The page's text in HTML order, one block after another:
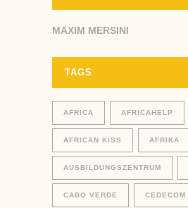
MAXIM MERSINI
TAGS
AFRICA AFRICAHELP
AFRICAN KISS AFRIKA
AUSBILDUNGSZENTRUM
CABO VERDE CEDECOM